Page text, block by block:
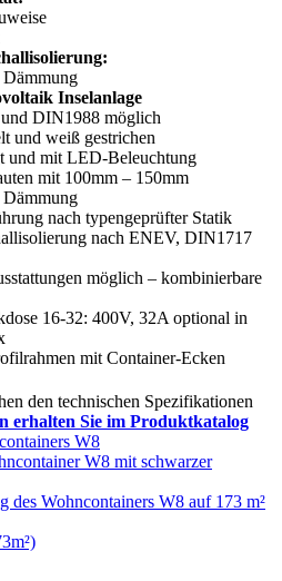
Inselanlage
DIN1988 möglich
und weiß gestrichen
und mit LED-Beleuchtung
mit 100mm – 150mm
nach typengeprüfter Statik
nach ENEV, DIN1717
möglich – kombinierbare
16-32: 400V, 32A optional in
mit Container-Ecken
den technischen Spezifikationen
erhalten Sie im Produktkatalog